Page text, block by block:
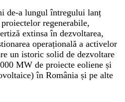
de-a lungul întregului lanț
regenerabile,
extinsa în dezvoltarea,
operațională a activelor
un istoric solid de dezvoltare
MW de proiecte eoliene și
în România și pe alte